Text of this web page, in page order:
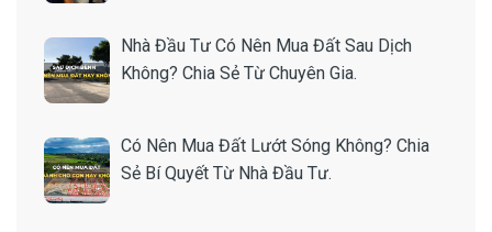
Nhà Đầu Tư Có Nên Mua Đất Sau Dịch
Không? Chia Sẻ Từ Chuyên Gia.
Có Nên Mua Đất Lướt Sóng Không? Chia
Sẻ Bí Quyết Từ Nhà Đầu Tư.